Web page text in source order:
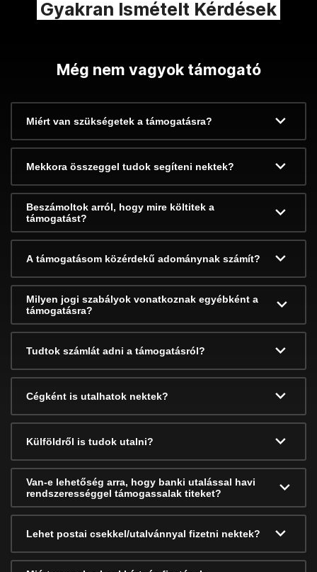
Gyakran Ismételt Kérdések
Még nem vagyok támogató
Miért van szükségetek a támogatásra?
Mekkora összeggel tudok segíteni nektek?
Beszámoltok arról, hogy mire költitek a
támogatást?
A támogatásom közérdekű adománynak számít?
Milyen jogi szabályok vonatkoznak egyébként a
támogatásra?
Tudtok számlát adni a támogatásról?
Cégként is utalhatok nektek?
Külföldről is tudok utalni?
Van-e lehetőség arra, hogy banki utalással havi
rendszerességgel támogassalak titeket?
Lehet postai csekkel/utalvánnyal fizetni nektek?